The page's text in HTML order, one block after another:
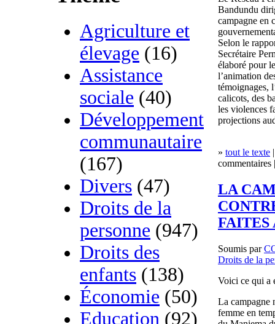
Agriculture et
élevage (16)
Assistance
sociale (40)
Développement
communautaire
(167)
Divers (47)
Droits de la
personne (947)
Droits des
enfants (138)
Économie (50)
Education (92)
Bandundu
campagne en
Selon le
Secrétaire
élaboré pour
l’animation
témoignages,
calicots, des
les violences
projections
» tout le texte
commentaires
LA
FAITES
Soumis par
Droits de la
Voici ce qui a
La campagne
femme en